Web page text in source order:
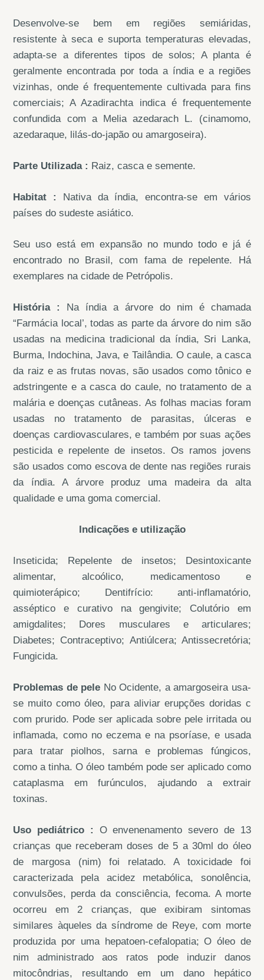
Desenvolve-se bem em regiões semiáridas,
resistente à seca e suporta temperaturas elevadas,
adapta-se a diferentes tipos de solos; A planta é
geralmente encontrada por toda a índia e a regiões
vizinhas, onde é frequentemente cultivada para fins
comerciais; A Azadirachta indica é frequentemente
confundida com a Melia azedarach L. (cinamomo,
azedaraque, lilás-do-japão ou amargoseira).
Parte Utilizada : Raiz, casca e semente.
Habitat : Nativa da índia, encontra-se em vários
países do sudeste asiático.
Seu uso está em expansão no mundo todo e já é
encontrado no Brasil, com fama de repelente. Há
exemplares na cidade de Petrópolis.
História : Na índia a árvore do nim é chamada
“Farmácia local’, todas as parte da árvore do nim são
usadas na medicina tradicional da índia, Sri Lanka,
Burma, Indochina, Java, e Tailândia. O caule, a casca
da raiz e as frutas novas, são usados como tônico e
adstringente e a casca do caule, no tratamento de a
malária e doenças cutâneas. As folhas macias foram
usadas no tratamento de parasitas, úlceras e
doenças cardiovasculares, e também por suas ações
pesticida e repelente de insetos. Os ramos jovens
são usados como escova de dente nas regiões rurais
da índia. A árvore produz uma madeira da alta
qualidade e uma goma comercial.
Indicações e utilização
Inseticida; Repelente de insetos; Desintoxicante
alimentar, alcoólico, medicamentoso e
quimioterápico; Dentifrício: anti-inflamatório,
asséptico e curativo na gengivite; Colutório em
amigdalites; Dores musculares e articulares;
Diabetes; Contraceptivo; Antiúlcera; Antissecretória;
Fungicida.
Problemas de pele No Ocidente, a amargoseira usa-
se muito como óleo, para aliviar erupções doridas c
com prurido. Pode ser aplicada sobre pele irritada ou
inflamada, como no eczema e na psoríase, e usada
para tratar piolhos, sarna e problemas fúngicos,
como a tinha. O óleo também pode ser aplicado como
cataplasma em furúnculos, ajudando a extrair
toxinas.
Uso pediátrico : O envenenamento severo de 13
crianças que receberam doses de 5 a 30ml do óleo
de margosa (nim) foi relatado. A toxicidade foi
caracterizada pela acidez metabólica, sonolência,
convulsões, perda da consciência, fecoma. A morte
ocorreu em 2 crianças, que exibiram sintomas
similares àqueles da síndrome de Reye, com morte
produzida por uma hepatoen-cefalopatia; O óleo de
nim administrado aos ratos pode induzir danos
mitocôndrias, resultando em um dano hepático